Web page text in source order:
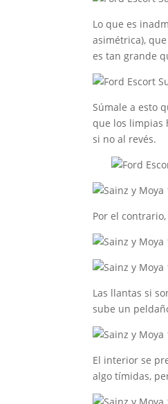
Lo que es
asimétrica),
es tan grande
Súmale a esto
que los limpias
si no al revés.
Por el
Las llantas si
sube un
El interior se
algo tímidas,